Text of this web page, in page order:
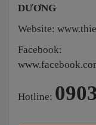
DƯƠNG
Website:
Facebook:
Hotline: